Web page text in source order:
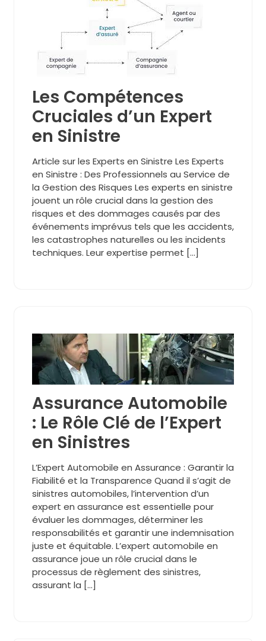
Les Compétences
Cruciales d’un Expert
en Sinistre
Article sur les Experts en Sinistre Les Experts
en Sinistre : Des Professionnels au Service de
la Gestion des Risques Les experts en sinistre
jouent un rôle crucial dans la gestion des
risques et des dommages causés par des
événements imprévus tels que les accidents,
les catastrophes naturelles ou les incidents
techniques. Leur expertise permet […]
Assurance Automobile
: Le Rôle Clé de l’Expert
en Sinistres
L’Expert Automobile en Assurance : Garantir la
Fiabilité et la Transparence Quand il s’agit de
sinistres automobiles, l’intervention d’un
expert en assurance est essentielle pour
évaluer les dommages, déterminer les
responsabilités et garantir une indemnisation
juste et équitable. L’expert automobile en
assurance joue un rôle crucial dans le
processus de règlement des sinistres,
assurant la […]